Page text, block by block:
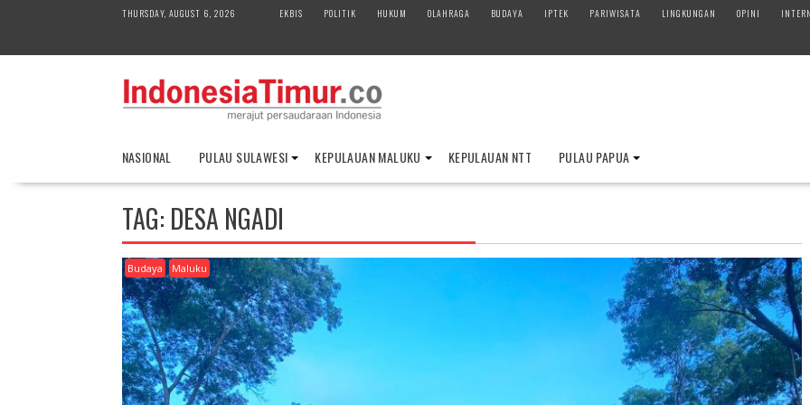
THURSDAY, AUGUST 6, 2026 EKBIS POLITIK HUKUM OLAHRAGA BUDAYA IPTEK PARIWISATA LINGKUNGAN OPINI
NASIONAL PULAU SULAWESI KEPULAUAN MALUKU KEPULAUAN NTT PULAU PAPUA
TAG: DESA NGADI
Budaya Maluku